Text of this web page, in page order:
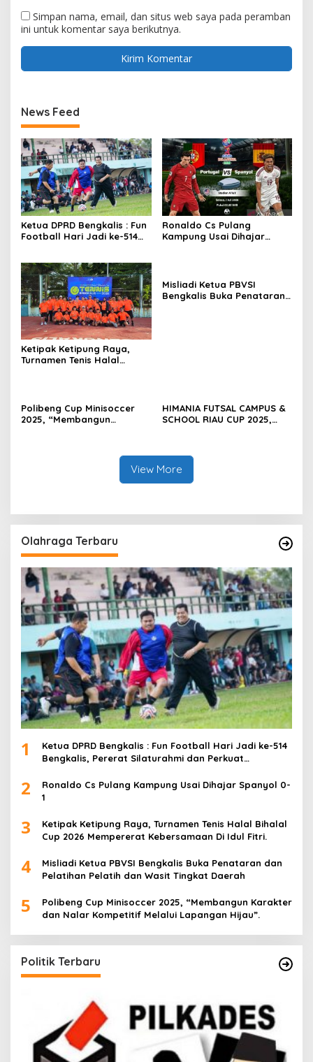
Simpan nama, email, dan situs web saya pada peramban
ini untuk komentar saya berikutnya.
News Feed
Ketua DPRD Bengkalis : Fun
Football Hari Jadi ke-514
Sinergitas.
Ronaldo Cs Pulang
Kampung Usai Dihajar
Ketipak Ketipung Raya,
Turnamen Tenis Halal
Misliadi Ketua PBVSI
Bengkalis Buka Penataran
Polibeng Cup Minisoccer
2025, “Membangun
HIMANIA FUTSAL CAMPUS &
SCHOOL RIAU CUP 2025,
Riau
View More
Olahraga Terbaru
1
Ketua DPRD Bengkalis : Fun Football Hari Jadi ke-514
Bengkalis, Pererat Silaturahmi dan Perkuat
2
Ronaldo Cs Pulang Kampung Usai Dihajar Spanyol 0-
1
3
Ketipak Ketipung Raya, Turnamen Tenis Halal Bihalal
Cup 2026 Mempererat Kebersamaan Di Idul Fitri.
4
Misliadi Ketua PBVSI Bengkalis Buka Penataran dan
Pelatihan Pelatih dan Wasit Tingkat Daerah
5
Polibeng Cup Minisoccer 2025, “Membangun Karakter
dan Nalar Kompetitif Melalui Lapangan Hijau”.
Politik Terbaru